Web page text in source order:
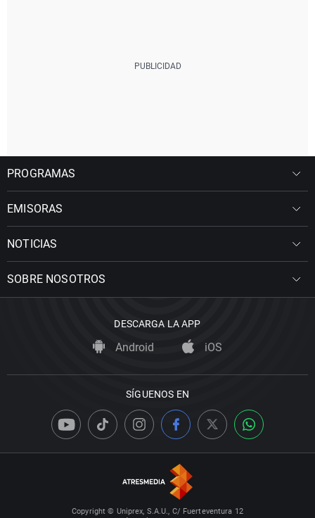
PROGRAMAS
EMISORAS
NOTICIAS
SOBRE NOSOTROS
DESCARGA LA APP
Android iOS
SÍGUENOS EN
Copyright © Uniprex, S.A.U., C/ Fuerteventura 12